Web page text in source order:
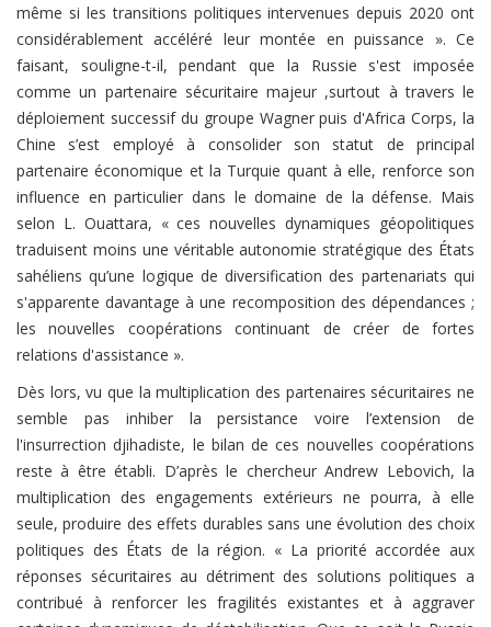
même si les transitions politiques intervenues depuis 2020 ont
considérablement accéléré leur montée en puissance ». Ce
faisant, souligne-t-il, pendant que la Russie s'est imposée
comme un partenaire sécuritaire majeur ,surtout à travers le
déploiement successif du groupe Wagner puis d'Africa Corps, la
Chine s’est employé à consolider son statut de principal
partenaire économique et la Turquie quant à elle, renforce son
influence en particulier dans le domaine de la défense. Mais
selon L. Ouattara, « ces nouvelles dynamiques géopolitiques
traduisent moins une véritable autonomie stratégique des États
sahéliens qu’une logique de diversification des partenariats qui
s'apparente davantage à une recomposition des dépendances ;
les nouvelles coopérations continuant de créer de fortes
relations d'assistance ».
Dès lors, vu que la multiplication des partenaires sécuritaires ne
semble pas inhiber la persistance voire l’extension de
l'insurrection djihadiste, le bilan de ces nouvelles coopérations
reste à être établi. D’après le chercheur Andrew Lebovich, la
multiplication des engagements extérieurs ne pourra, à elle
seule, produire des effets durables sans une évolution des choix
politiques des États de la région. « La priorité accordée aux
réponses sécuritaires au détriment des solutions politiques a
contribué à renforcer les fragilités existantes et à aggraver